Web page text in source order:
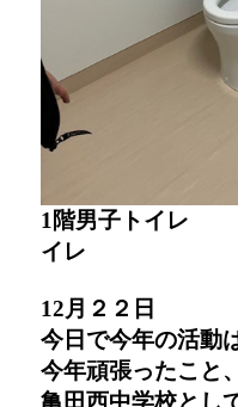
1階
イレ
12月２２日
今日で今年の活動
今年頑張ったこと
亀田西中学校とし